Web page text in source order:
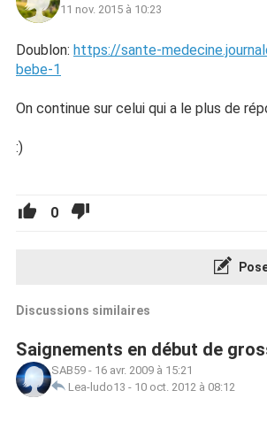
11 nov. 2015 à 10:23
Doublon: https://sante-
bebe-1
On continue sur celui qui a le plus de
:)
0
Discussions similaires
Saignements en début de
SAB59 - 16 avr. 2009 à 15:21
Lea-ludo13 - 10 oct. 2012 à 08:12